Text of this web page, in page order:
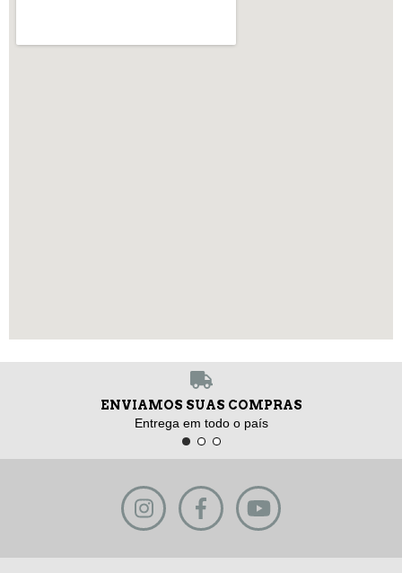
ENVIAMOS SUAS COMPRAS
Entrega em todo o país